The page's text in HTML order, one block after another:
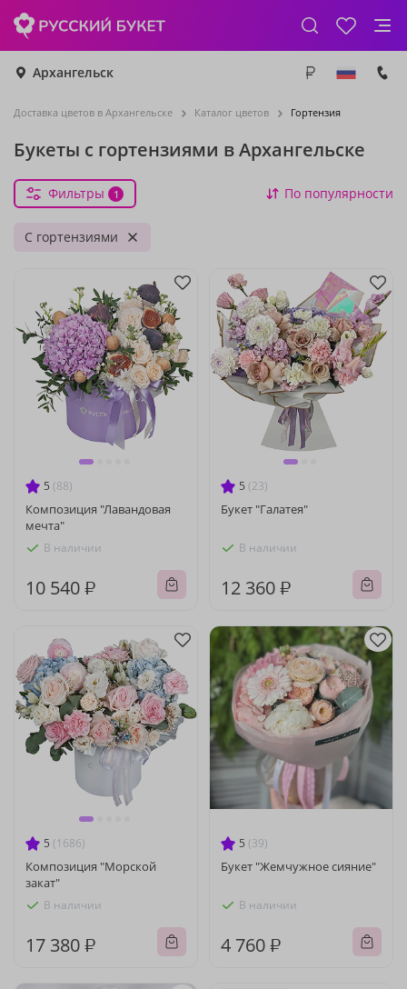
Архангельск
Доставка цветов в Архангельске Каталог цветов Гортензия
Букеты с гортензиями в Архангельске
Фильтры 1 По популярности
С гортензиями
5 (88)
Композиция "Лавандовая
мечта"
В наличии
10 540 ₽
5 (23)
Букет "Галатея"
В наличии
12 360 ₽
5 (1686)
Композиция "Морской
закат"
В наличии
17 380 ₽
5 (39)
Букет "Жемчужное сияние"
В наличии
4 760 ₽